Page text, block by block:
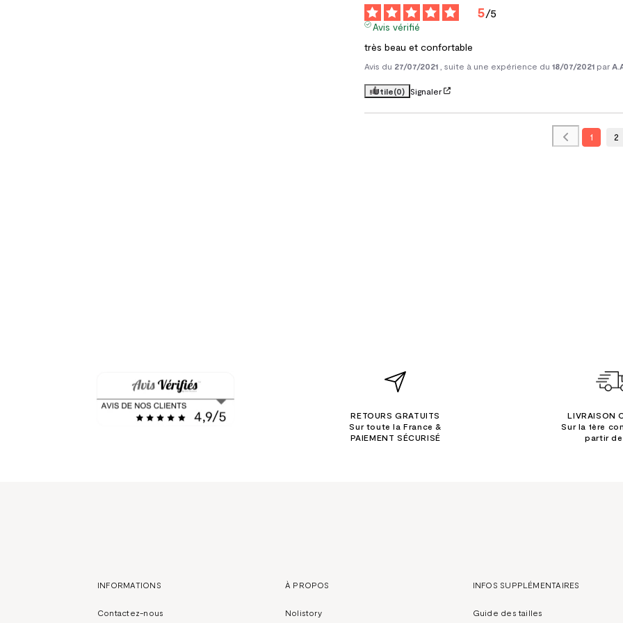
5/5
Avis vérifié
très beau et confortable
Avis du 27/07/2021 , suite à une expérience du 18/07/2021 par
Utile(0) Signaler
1 2
RETOURS GRATUITS
Sur toute la France &
PAIEMENT SÉCURISÉ
LIVRAISON
Sur la 1ère
partir
INFORMATIONS
Contactez-nous
À PROPOS
Nolistory
INFOS SUPPLÉMENTAIRES
Guide des tailles